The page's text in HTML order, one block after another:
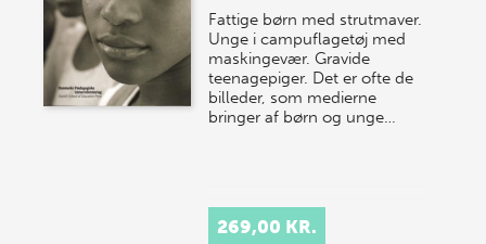
Fattige børn med strutmaver.
Unge i campuflagetøj med
maskingevær. Gravide
teenagepiger. Det er ofte de
billeder, som medierne
bringer af børn og unge…
269,00 KR.